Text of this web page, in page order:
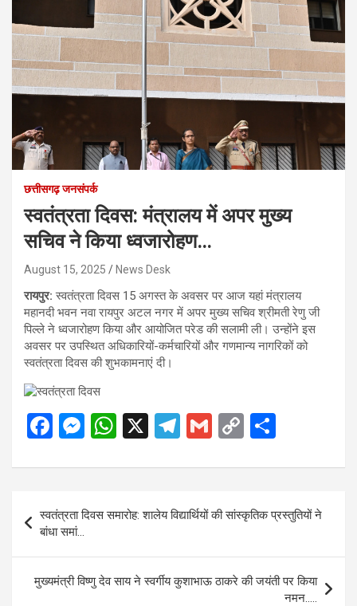
छत्तीसगढ़ जनसंपर्क
स्वतंत्रता दिवस: मंत्रालय में अपर मुख्य
सचिव ने किया ध्वजारोहण…
August 15, 2025 News Desk
रायपुर: स्वतंत्रता दिवस 15 अगस्त के अवसर पर आज यहां मंत्रालय
महानदी भवन नवा रायपुर अटल नगर में अपर मुख्य सचिव श्रीमती रेणु जी
पिल्ले ने ध्वजारोहण किया और आयोजित परेड की सलामी ली। उन्होंने इस
अवसर पर उपस्थित अधिकारियों-कर्मचारियों और गणमान्य नागरिकों को
स्वतंत्रता दिवस की शुभकामनाएं दी।
F
ce
b
o
o
k
M
se
n
g
er
W
at
s
A
p
p
X
T
e
gr
a
m
G
ail
C
py
Li
n
k
ar
navigation
स्वतंत्रता दिवस समारोह: शालेय विद्यार्थियों की सांस्कृतिक प्रस्तुतियों ने
बांधा समां…
मुख्यमंत्री विष्णु देव साय ने स्वर्गीय कुशाभाऊ ठाकरे की जयंती पर किया
नमन…..